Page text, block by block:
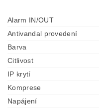
Alarm IN/OUT
Antivandal provedení
Barva
Citlivost
IP krytí
Komprese
Napájení